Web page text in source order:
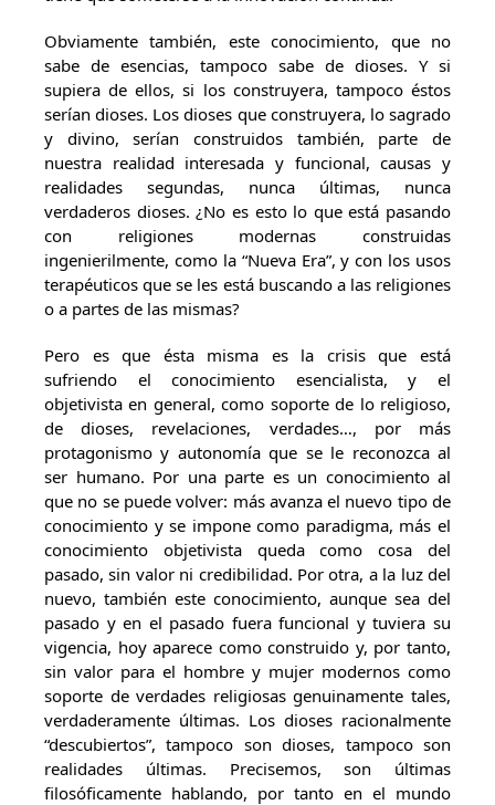
Obviamente también, este conocimiento, que no
sabe de esencias, tampoco sabe de dioses. Y si
supiera de ellos, si los construyera, tampoco éstos
serían dioses. Los dioses que construyera, lo sagrado
y divino, serían construidos también, parte de
nuestra realidad interesada y funcional, causas y
realidades segundas, nunca últimas, nunca
verdaderos dioses. ¿No es esto lo que está pasando
con religiones modernas construidas
ingenierilmente, como la “Nueva Era”, y con los usos
terapéuticos que se les está buscando a las religiones
o a partes de las mismas?
Pero es que ésta misma es la crisis que está
sufriendo el conocimiento esencialista, y el
objetivista en general, como soporte de lo religioso,
de dioses, revelaciones, verdades…, por más
protagonismo y autonomía que se le reconozca al
ser humano. Por una parte es un conocimiento al
que no se puede volver: más avanza el nuevo tipo de
conocimiento y se impone como paradigma, más el
conocimiento objetivista queda como cosa del
pasado, sin valor ni credibilidad. Por otra, a la luz del
nuevo, también este conocimiento, aunque sea del
pasado y en el pasado fuera funcional y tuviera su
vigencia, hoy aparece como construido y, por tanto,
sin valor para el hombre y mujer modernos como
soporte de verdades religiosas genuinamente tales,
verdaderamente últimas. Los dioses racionalmente
“descubiertos”, tampoco son dioses, tampoco son
realidades últimas. Precisemos, son últimas
filosóficamente hablando, por tanto en el mundo